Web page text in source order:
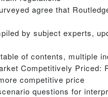
agree that
by subject experts,
of contents, multiple
Competitively Priced:
competitive price
questions for